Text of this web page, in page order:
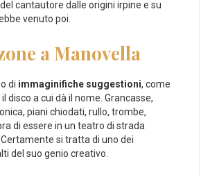
cantautore dalle origini irpine e su
venuto poi.
a Manovella
di immaginifiche suggestioni, come
disco a cui dà il nome. Grancasse,
piani chiodati, rullo, trombe,
di essere in un teatro di strada
si tratta di uno dei
del suo genio creativo.